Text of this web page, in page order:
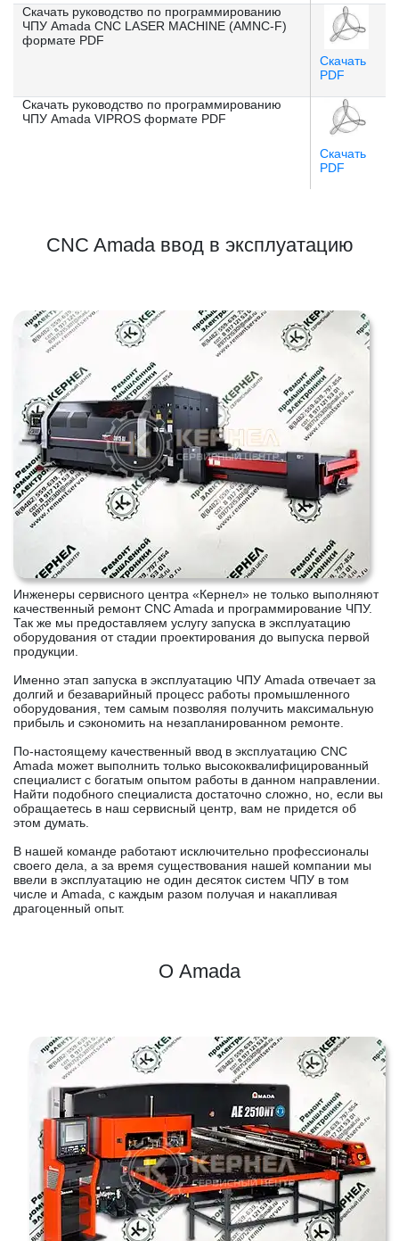
Скачать руководство по программированию
ЧПУ Amada CNC LASER MACHINE (AMNC-F)
формате PDF
Скачать
PDF
Скачать руководство по программированию
ЧПУ Amada VIPROS формате PDF
Скачать
PDF
CNC Amada ввод в эксплуатацию
Инженеры сервисного центра «Кернел» не только выполняют
качественный ремонт CNC Amada и программирование ЧПУ.
Так же мы предоставляем услугу запуска в эксплуатацию
оборудования от стадии проектирования до выпуска первой
продукции.
Именно этап запуска в эксплуатацию ЧПУ Amada отвечает за
долгий и безаварийный процесс работы промышленного
оборудования, тем самым позволяя получить максимальную
прибыль и сэкономить на незапланированном ремонте.
По-настоящему качественный ввод в эксплуатацию CNC
Amada может выполнить только высококвалифицированный
специалист с богатым опытом работы в данном направлении.
Найти подобного специалиста достаточно сложно, но, если вы
обращаетесь в наш сервисный центр, вам не придется об
этом думать.
В нашей команде работают исключительно профессионалы
своего дела, а за время существования нашей компании мы
ввели в эксплуатацию не один десяток систем ЧПУ в том
числе и Amada, с каждым разом получая и накапливая
драгоценный опыт.
О Amada